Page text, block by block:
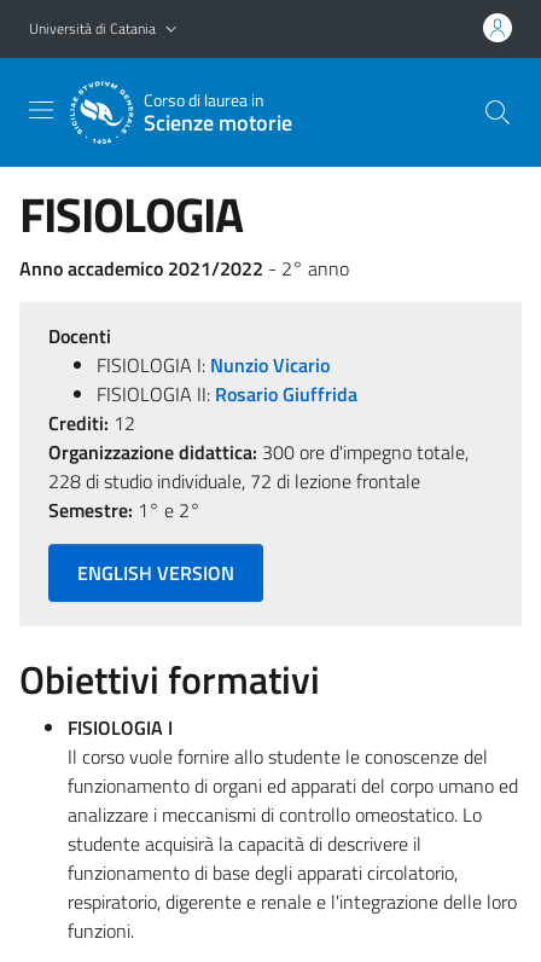
Vai al contenuto principale
Vai al menu di navigazione
Università di Catania
Corso di laurea in
Scienze motorie
FISIOLOGIA
Anno accademico 2021/2022 - 2° anno
Docenti
FISIOLOGIA I: Nunzio Vicario
FISIOLOGIA II: Rosario Giuffrida
Crediti: 12
Organizzazione didattica: 300 ore d'impegno totale,
228 di studio individuale, 72 di lezione frontale
Semestre: 1° e 2°
ENGLISH VERSION
Obiettivi formativi
FISIOLOGIA I
Il corso vuole fornire allo studente le conoscenze del
funzionamento di organi ed apparati del corpo umano ed
analizzare i meccanismi di controllo omeostatico. Lo
studente acquisirà la capacità di descrivere il
funzionamento di base degli apparati circolatorio,
respiratorio, digerente e renale e l'integrazione delle loro
funzioni.